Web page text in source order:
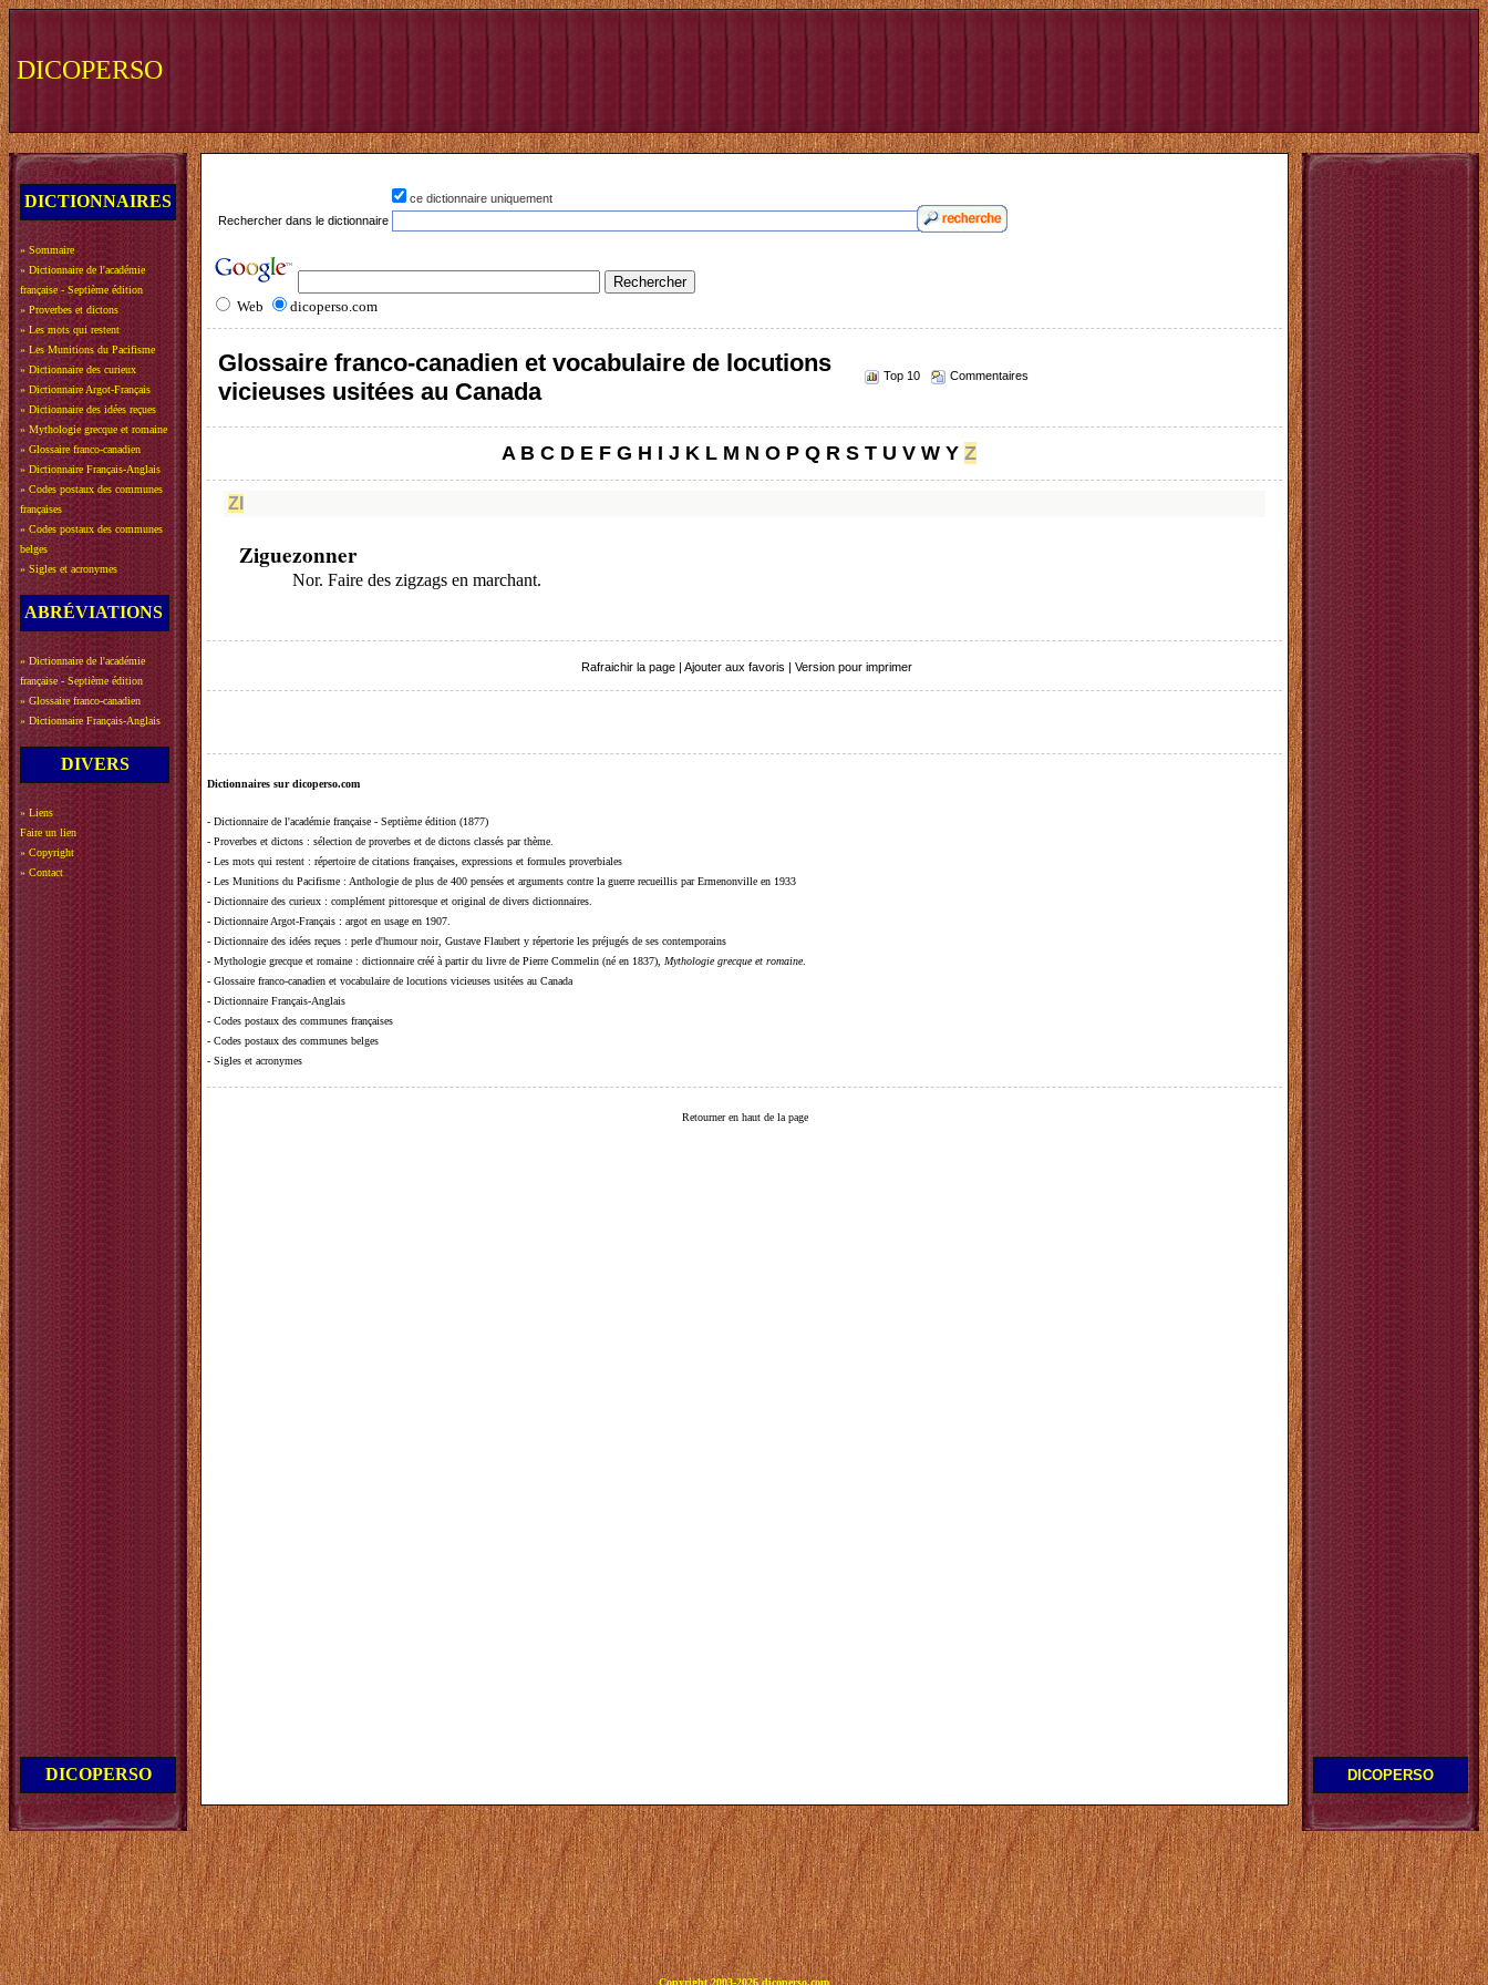
DICOPERSO
DICTIONNAIRES
» Sommaire
» Dictionnaire de l'académie
française - Septième édition
» Proverbes et dictons
» Les mots qui restent
» Les Munitions du Pacifisme
» Dictionnaire des curieux
» Dictionnaire Argot-Français
» Dictionnaire des idées reçues
» Mythologie grecque et romaine
» Glossaire franco-canadien
» Dictionnaire Français-Anglais
» Codes postaux des communes
françaises
» Codes postaux des communes
belges
» Sigles et acronymes
ABRÉVIATIONS
» Dictionnaire de l'académie
française - Septième édition
» Glossaire franco-canadien
» Dictionnaire Français-Anglais
DIVERS
» Liens
Faire un lien
» Copyright
» Contact
DICOPERSO
ce dictionnaire uniquement
Rechercher dans le dictionnaire
Web dicoperso.com
Glossaire franco-canadien et vocabulaire de locutions
vicieuses usitées au Canada
Top 10 Commentaires
A B C D E F G H I J K L M N O P Q R S T U V W Y Z
ZI
Ziguezonner
Nor. Faire des zigzags en marchant.
Rafraichir la page | Ajouter aux favoris | Version pour imprimer
Dictionnaires sur dicoperso.com
- Dictionnaire de l'académie française - Septième édition (1877)
- Proverbes et dictons : sélection de proverbes et de dictons classés par thème.
- Les mots qui restent : répertoire de citations françaises, expressions et formules proverbiales
- Les Munitions du Pacifisme : Anthologie de plus de 400 pensées et arguments contre la guerre recueillis par Ermenonville en 1933
- Dictionnaire des curieux : complément pittoresque et original de divers dictionnaires.
- Dictionnaire Argot-Français : argot en usage en 1907.
- Dictionnaire des idées reçues : perle d'humour noir, Gustave Flaubert y répertorie les préjugés de ses contemporains
- Mythologie grecque et romaine : dictionnaire créé à partir du livre de Pierre Commelin (né en 1837), Mythologie grecque et romaine.
- Glossaire franco-canadien et vocabulaire de locutions vicieuses usitées au Canada
- Dictionnaire Français-Anglais
- Codes postaux des communes françaises
- Codes postaux des communes belges
- Sigles et acronymes
Retourner en haut de la page
DICOPERSO
Copyright 2003-2026 dicoperso.com